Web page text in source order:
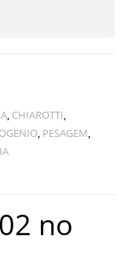
, CHIAROTTI,
, PESAGEM,
no